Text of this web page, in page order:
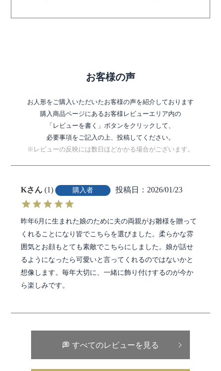
お客様の声
お人形をご購入いただいたお客様の声を紹介しております
購入商品ページにあるお客様レビューエリア内の
「レビューを書く」ボタンをクリックして、
必要事項をご記入の上、投稿してください。
※レビューの反映には数日ほどかかる場合がございます。
K 1 購入者 投稿日 2026/01/23
昨年6月に生まれた娘のために夫の両親がお雛様を贈って
くれることになり皆でこちらを選びました。柔らかな雰
囲気とお顔もとても素敵でこちらにしました。娘が話せ
るようになったら可愛いと言ってくれるのではないかと
想像します。毎年大切に、一緒に飾り付けするのが今か
ら楽しみです。
すべてのレビューを見る